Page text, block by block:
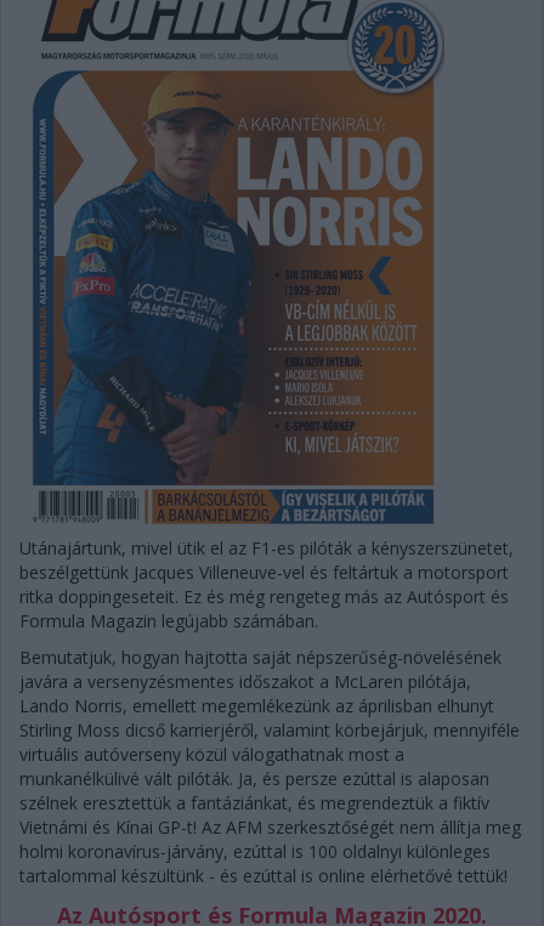
Utánajártunk, mivel ütik el az F1-es pilóták a kényszerszünetet,
beszélgettünk Jacques Villeneuve-vel és feltártuk a motorsport
ritka doppingeseteit. Ez és még rengeteg más az Autósport és
Formula Magazin legújabb számában.
Bemutatjuk, hogyan hajtotta saját népszerűség-növelésének
javára a versenyzésmentes időszakot a McLaren pilótája,
Lando Norris, emellett megemlékezünk az áprilisban elhunyt
Stirling Moss dicső karrierjéről, valamint körbejárjuk, mennyiféle
virtuális autóverseny közül válogathatnak most a
munkanélkülivé vált pilóták. Ja, és persze ezúttal is alaposan
szélnek eresztettük a fantáziánkat, és megrendeztük a fiktív
Vietnámi és Kínai GP-t! Az AFM szerkesztőségét nem állítja meg
holmi koronavírus-járvány, ezúttal is 100 oldalnyi különleges
tartalommal készültünk - és ezúttal is online elérhetővé tettük!
Az Autósport és Formula Magazin 2020.